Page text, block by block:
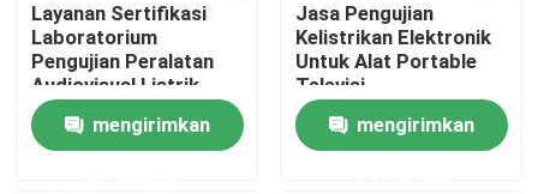
Hubungi kami
Berita
Layanan Sertifikasi
Laboratorium
Pengujian Peralatan
Audiovisual Listrik
mengirimkan
Jasa Pengujian
Kelistrikan Elektronik
Untuk Alat Portable
Televisi
mengirimkan